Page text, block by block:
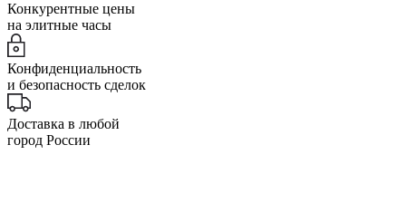
Конкурентные цены
на элитные часы
Конфиденциальность
и безопасность сделок
Доставка в любой
город России